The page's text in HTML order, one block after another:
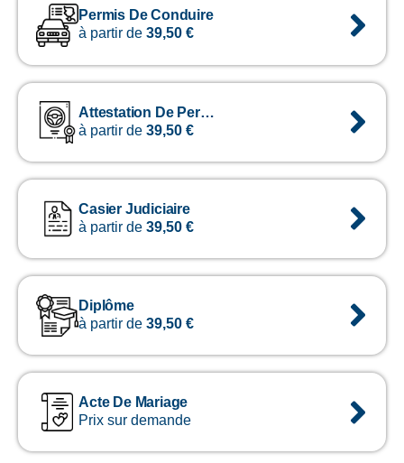
Permis De Conduire
à partir de39,50€
Attestation De Permis De Conduire
à partir de39,50€
Casier Judiciaire
à partir de39,50€
Diplôme
à partir de39,50€
Acte De Mariage
Prix sur demande